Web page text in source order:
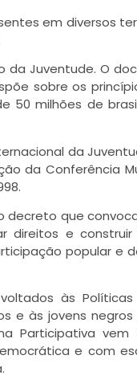
em diversos
da Juventude. O
sobre os
50 milhões de
da
da Conferência
decreto que
direitos e construir
popular e
às
e às jovens
Participativa vem
e com